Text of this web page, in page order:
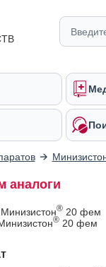
аналоги
®20 фем
®20 фем